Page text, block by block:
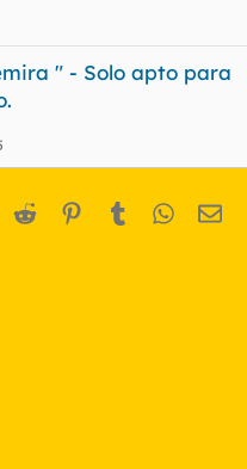
" - Solo apto para
Reddit Pinterest
Tumblr